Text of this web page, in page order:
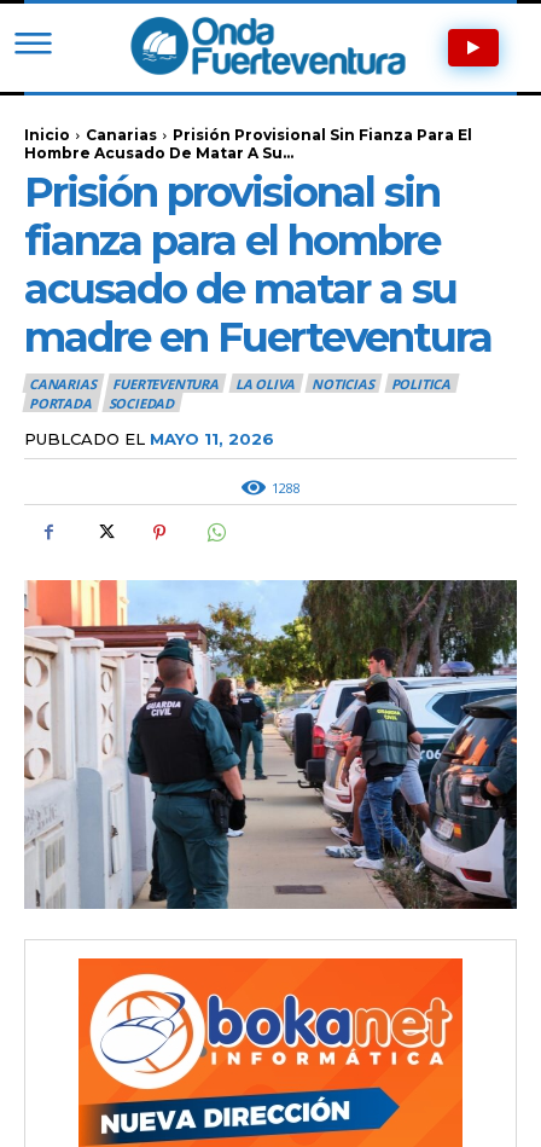
Inicio Canarias
Prisión Provisional Sin Fianza Para El
Hombre Acusado De Matar A Su...
Prisión provisional sin
fianza para el hombre
acusado de matar a su
madre en Fuerteventura
CANARIAS FUERTEVENTURA LA OLIVA NOTICIAS
POLITICA
PORTADA
SOCIEDAD
PUBLCADO EL MAYO 11, 2026
1288